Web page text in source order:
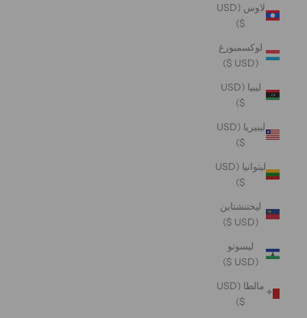
لاوس (USD
$)
لوكسمبورغ
(USD $)
ليبيا (USD
$)
ليبيريا (USD
$)
ليتوانيا (USD
$)
ليختنشتاين
(USD $)
ليسوتو
(USD $)
مالطا (USD
$)